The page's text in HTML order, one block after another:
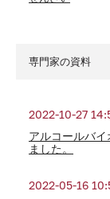
専門家の資料
2022-10-27
アルコールバ
ました。
2022-05-16